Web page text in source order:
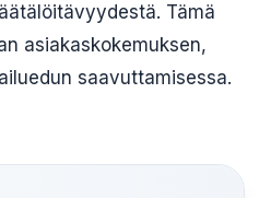
Tämä
asiakaskokemuksen,
saavuttamisessa.